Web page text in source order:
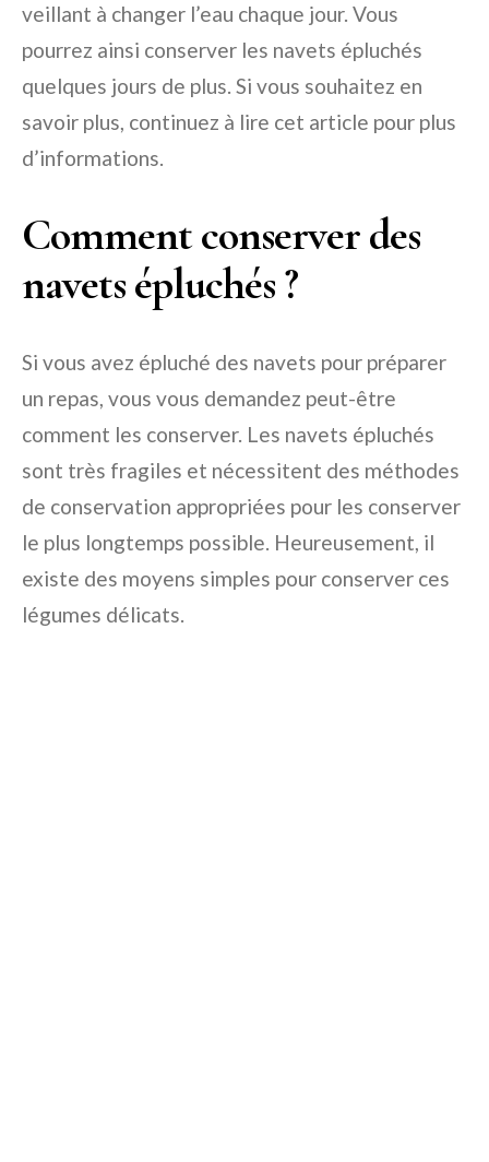
veillant à changer l’eau chaque jour. Vous
pourrez ainsi conserver les navets épluchés
quelques jours de plus. Si vous souhaitez en
savoir plus, continuez à lire cet article pour plus
d’informations.
Comment conserver des
navets épluchés ?
Si vous avez épluché des navets pour préparer
un repas, vous vous demandez peut-être
comment les conserver. Les navets épluchés
sont très fragiles et nécessitent des méthodes
de conservation appropriées pour les conserver
le plus longtemps possible. Heureusement, il
existe des moyens simples pour conserver ces
légumes délicats.